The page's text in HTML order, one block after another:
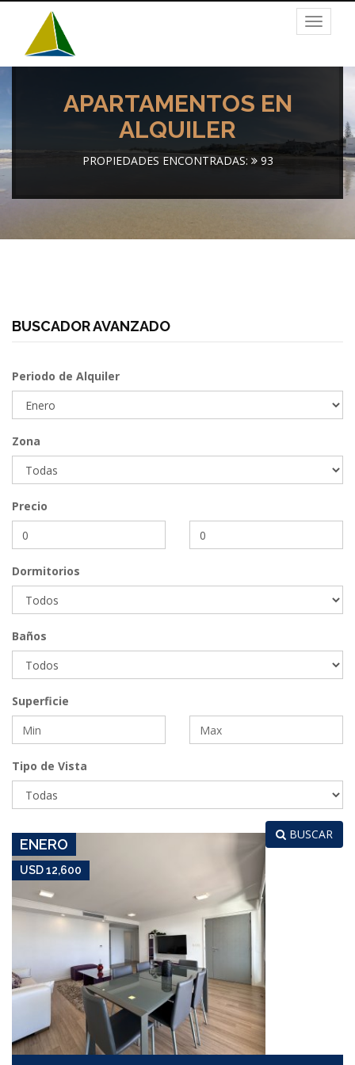
Toggle
APARTAMENTOS EN
ALQUILER
PROPIEDADES ENCONTRADAS: 93
BUSCADOR AVANZADO
Periodo de Alquiler
Zona
Precio
Dormitorios
Baños
Superficie
Tipo de Vista
BUSCAR
USD 12,600
Apartamento #5473
ENERO
USD 12,600
USD 12,800
Apartamento #4583